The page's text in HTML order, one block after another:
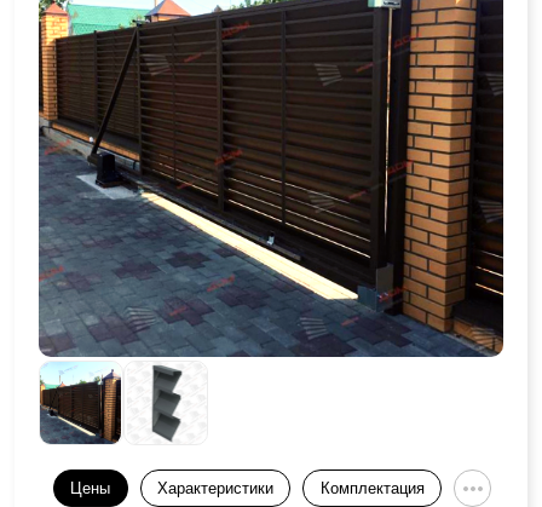
Цены Характеристики Комплектация